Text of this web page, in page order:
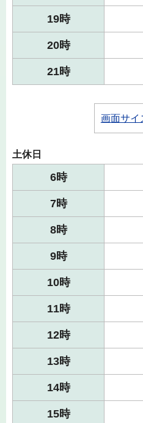
19時
20時
21時
画面サイ
土休日
6時
7時
8時
9時
10時
11時
12時
13時
14時
15時